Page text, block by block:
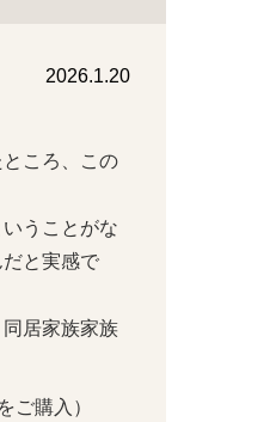
2026.1.20
ころ、この
うことがな
と実感で
居家族家族
ご購入）